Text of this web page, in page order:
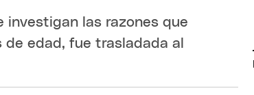
investigan las razones que
edad, fue trasladada al